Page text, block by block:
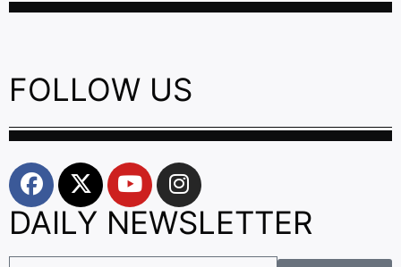
FOLLOW US
DAILY NEWSLETTER